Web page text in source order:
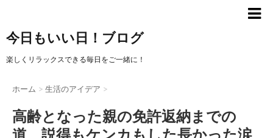
今日もいい日！ブログ
楽しくリラックスできる毎日をご一緒に！
ホーム > 生活のアイデア >
高齢となった親の免許返納までの